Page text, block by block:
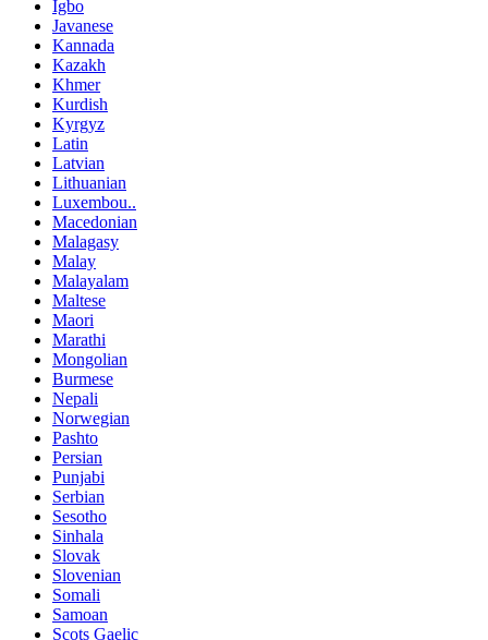
Igbo
Javanese
Kannada
Kazakh
Khmer
Kurdish
Kyrgyz
Latin
Latvian
Lithuanian
Luxembou..
Macedonian
Malagasy
Malay
Malayalam
Maltese
Maori
Marathi
Mongolian
Burmese
Nepali
Norwegian
Pashto
Persian
Punjabi
Serbian
Sesotho
Sinhala
Slovak
Slovenian
Somali
Samoan
Scots Gaelic